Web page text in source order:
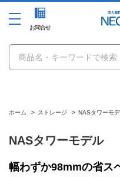
お問合せ
ホーム > ストレージ > NASタワーモ
NASタワーモデル
幅わずか98mmの省ス